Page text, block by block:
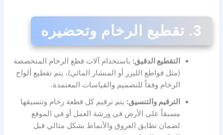
3. تقطيع الرخام وتحضيره
التقطيع الدقيق: باستخدام آلات قطع الرخام المتخصصة
(مثل قواطع الليزر أو المنشار المائي)، يتم تقطيع ألواح
الرخام وفقاً للتصميم والقياسات المعتمدة.
الترقيم والتنسيق: يتم ترقيم كل قطعة رخام وتنسيقها
مسبقاً على الأرض في ورشة العمل أو في الموقع
لضمان تطابق العروق والأنماط بشكل مثالي قبل